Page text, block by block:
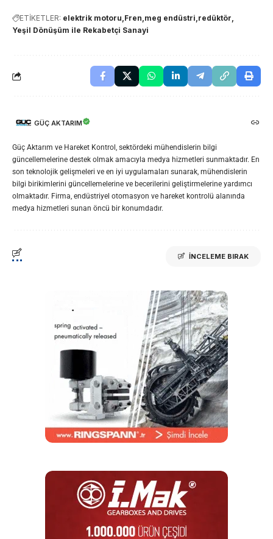
ETİKETLER: elektrik motoru Fren meg endüstri redüktör
Yeşil Dönüşüm ile Rekabetçi Sanayi
GÜÇ AKTARIM
Güç Aktarım ve Hareket Kontrol, sektördeki mühendislerin bilgi
güncellemelerine destek olmak amacıyla medya hizmetleri sunmaktadır. En
son teknolojik gelişmeleri ve en iyi uygulamaları sunarak, mühendislerin
bilgi birikimlerini güncellemelerine ve becerilerini geliştirmelerine yardımcı
olmaktadır. Firma, endüstriyel otomasyon ve hareket kontrolü alanında
medya hizmetleri sunan öncü bir konumdadır.
İNCELEME BIRAK